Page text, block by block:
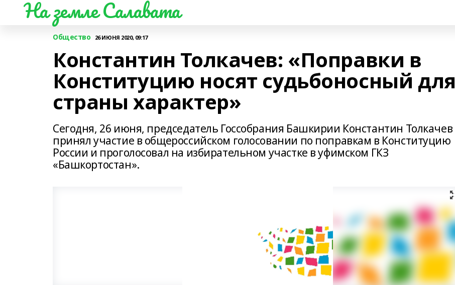
На земле Салавата
Общество 26 ИЮНЯ 2020, 09:17
Константин Толкачев: «Поправки в
Конституцию носят судьбоносный для
страны характер»
Сегодня, 26 июня, председатель Госсобрания Башкирии Константин Толкачев
принял участие в общероссийском голосовании по поправкам в Конституцию
России и проголосовал на избирательном участке в уфимском ГКЗ
«Башкортостан».